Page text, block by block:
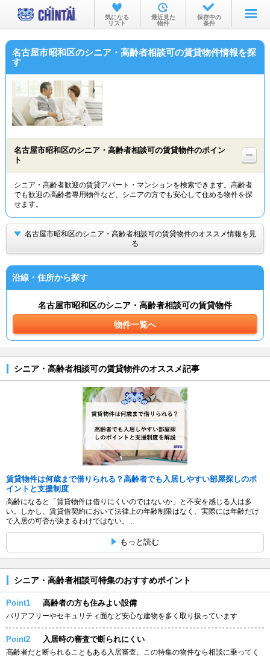
お部屋を探す
沿線・駅から
不動産会社から
気になる
リスト
最近見た
物件
保存中の
条件
名古屋市昭和区のシニア・高齢者相談可の賃貸物件情報を探
す
名古屋市昭和区のシニア・高齢者相談可の賃貸物件のポイン
ト
シニア・高齢者歓迎の賃貸アパート・マンションを検索できます。高齢者
でも歓迎の高齢者専用物件など、シニアの方でも安心して住める物件を探
せます。
名古屋市昭和区のシニア・高齢者相談可の賃貸物件のオススメ情報を見
る
沿線・住所から探す
名古屋市昭和区のシニア・高齢者相談可の賃貸物件
物件一覧へ
シニア・高齢者相談可の賃貸物件のオススメ記事
賃貸物件は何歳まで借りられる？高齢者でも入居しやすい部屋探しのポ
イントと支援制度
高齢になると「賃貸物件は借りにくいのではないか」と不安を感じる人は多
い。しかし、賃貸借契約において法律上の年齢制限はなく、実際には年齢だけ
で入居の可否が決まるわけではない。...
もっと読む
シニア・高齢者相談可特集のおすすめポイント
Point1 高齢者の方も住みよい設備
バリアフリーやセキュリティ面など安心な建物を多く取り扱っています
Point2 入居時の審査で断られにくい
高齢者だと断られることもある入居審査。この特集の物件なら相談に乗ってく